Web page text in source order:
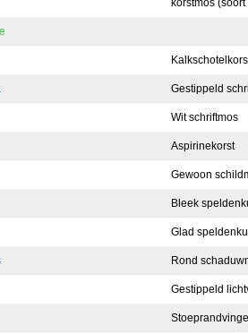
Gestippeld
Wit schriftmos
Aspirinekorst
Gewoon
Bleek
Glad
Rond
Gestippeld